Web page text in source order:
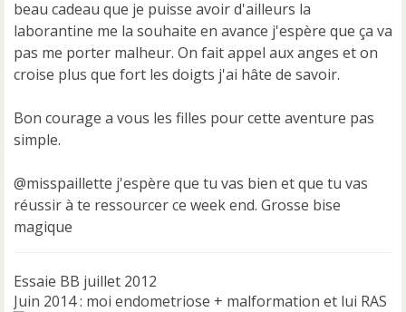
o
n
l
u
beau cadeau que je puisse avoir d'ailleurs la
laborantine me la souhaite en avance j'espère que ça va
pas me porter malheur. On fait appel aux anges et on
croise plus que fort les doigts j'ai hâte de savoir.
Bon courage a vous les filles pour cette aventure pas
simple.
@misspaillette j'espère que tu vas bien et que tu vas
réussir à te ressourcer ce week end. Grosse bise
magique
Essaie BB juillet 2012
Juin 2014 : moi endometriose + malformation et lui RAS